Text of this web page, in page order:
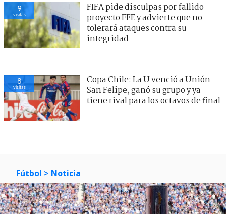
9
visitas
FIFA pide disculpas por fallido
proyecto FFE y advierte que no
tolerará ataques contra su
integridad
8
visitas
Copa Chile: La U venció a Unión
San Felipe, ganó su grupo y ya
tiene rival para los octavos de final
Fútbol > Noticia